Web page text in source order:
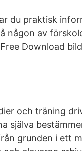
du praktisk
någon av
Download
och träning
själva
grunden i ett